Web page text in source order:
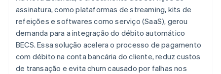
assinatura, como plataformas de streaming, kits de
refeições e softwares como serviço (SaaS), gerou
demanda para a integração do débito automático
BECS. Essa solução acelera o processo de pagamento
com débito na conta bancária do cliente, reduz custos
de transação e evita churn causado por falhas nos
English
Eslovênia
EnglishItaliano
Espanha
EspañolEnglish
Estados Unidos
EnglishEspañol简体中文